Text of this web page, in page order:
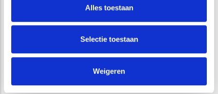
Alles toestaan
Selectie toestaan
Weigeren
BAGGERWERKZAAMHEDEN
WATERBODEM